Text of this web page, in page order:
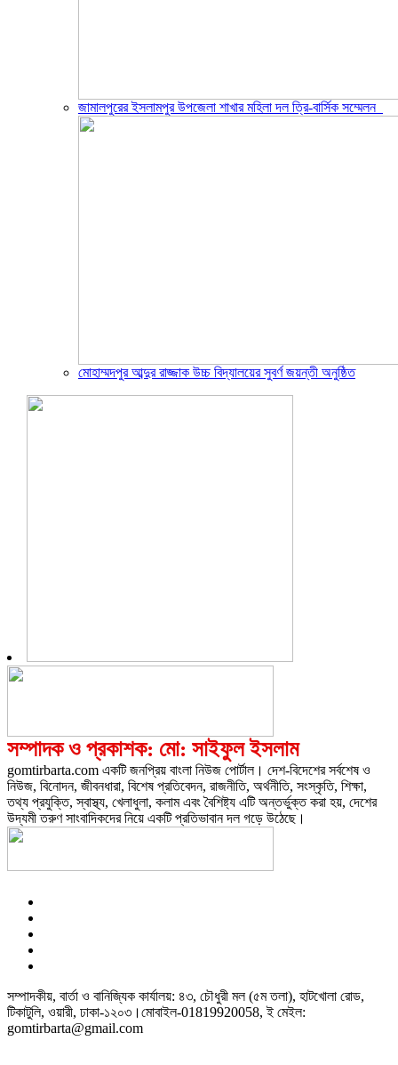
জামালপুরের ইসলামপুর উপজেলা শাখার মহিলা দল ত্রি-বার্সিক সম্মেলন
মোহাম্মদপুর আব্দুর রাজ্জাক উচ্চ বিদ্যালয়ের সুবর্ণ জয়ন্তী অনুষ্ঠিত
সম্পাদক ও প্রকাশক: মো: সাইফুল ইসলাম
gomtirbarta.com একটি জনপ্রিয় বাংলা নিউজ পোর্টাল। দেশ-বিদেশের সর্বশেষ ও
নিউজ, বিনোদন, জীবনধারা, বিশেষ প্রতিবেদন, রাজনীতি, অর্থনীতি, সংস্কৃতি, শিক্ষা,
তথ্য প্রযুক্তি, স্বাস্থ্য, খেলাধুলা, কলাম এবং বৈশিষ্ট্য এটি অন্তর্ভুক্ত করা হয়, দেশের
উদ্যমী তরুণ সাংবাদিকদের নিয়ে একটি প্রতিভাবান দল গড়ে উঠেছে।
সম্পাদকীয়, বার্তা ও বানিজ্যিক কার্যালয়: ৪৩, চৌধুরী মল (৫ম তলা), হাটখোলা রোড,
টিকাটুলি, ওয়ারী, ঢাকা-১২০৩।মোবাইল-01819920058, ই মেইল:
gomtirbarta@gmail.com